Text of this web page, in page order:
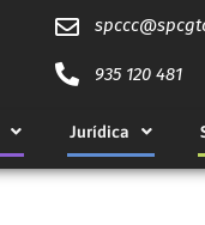
spccc@
935 120 481
Jurídica